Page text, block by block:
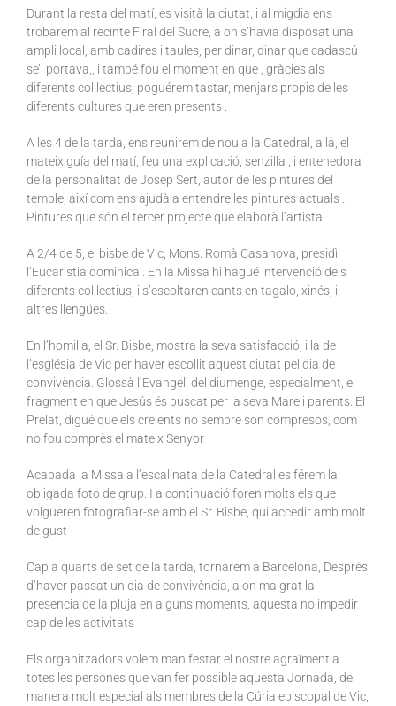
Durant la resta del matí, es visità la ciutat, i al migdia ens
trobarem al recinte Firal del Sucre, a on s’havia disposat una
ampli local, amb cadires i taules, per dinar, dinar que cadascú
se’l portava,, i també fou el moment en que , gràcies als
diferents col·lectius, poguérem tastar, menjars propis de les
diferents cultures que eren presents .
A les 4 de la tarda, ens reunirem de nou a la Catedral, allà, el
mateix guía del matí, feu una explicació, senzilla , i entenedora
de la personalitat de Josep Sert, autor de les pintures del
temple, així com ens ajudà a entendre les pintures actuals .
Pintures que són el tercer projecte que elaborà l’artista
A 2/4 de 5, el bisbe de Vic, Mons. Romà Casanova, presidì
l’Eucaristia dominical. En la Missa hi hagué intervenció dels
diferents col·lectius, i s’escoltaren cants en tagalo, xinés, i
altres llengües.
En l’homilia, el Sr. Bisbe, mostra la seva satisfacció, i la de
l’església de Vic per haver escollit aquest ciutat pel dia de
convivència. Glossà l’Evangeli del diumenge, especialment, el
fragment en que Jesús és buscat per la seva Mare i parents. El
Prelat, digué que els creients no sempre son compresos, com
no fou comprès el mateix Senyor
Acabada la Missa a l’escalinata de la Catedral es férem la
obligada foto de grup. I a continuació foren molts els que
volgueren fotografiar-se amb el Sr. Bisbe, qui accedir amb molt
de gust
Cap a quarts de set de la tarda, tornarem a Barcelona, Desprès
d’haver passat un dia de convivència, a on malgrat la
presencia de la pluja en alguns moments, aquesta no impedir
cap de les activitats
Els organitzadors volem manifestar el nostre agraïment a
totes les persones que van fer possible aquesta Jornada, de
manera molt especial als membres de la Cúria episcopal de Vic,